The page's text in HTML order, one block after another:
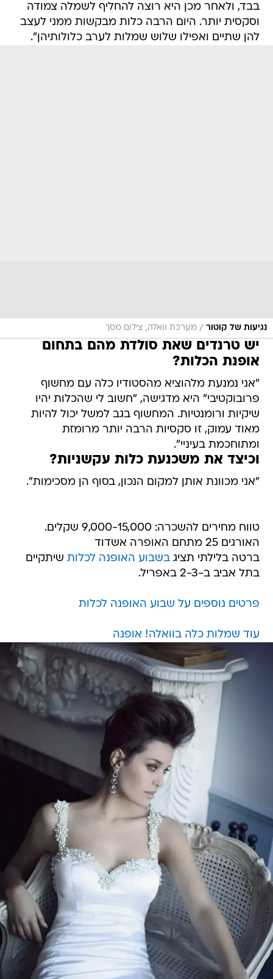
בבד, ולאחר מכן היא רוצה להחליף לשמלה צמודה
וסקסית יותר. היום הרבה כלות מבקשות ממני לעצב
להן שתיים ואפילו שלוש שמלות לערב כלולותיהן".
נגיעות של קוטור / מערכת וואלה, צילום מסך
יש טרנדים שאת סולדת מהם בתחום
אופנת הכלות?
"אני נמנעת מלהוציא מהסטודיו כלה עם מחשוף
פרובוקטיבי" היא מדגישה, "חשוב לי שהכלות יהיו
שיקיות ורומנטיות. המחשוף בגב למשל יכול להיות
מאוד עמוק, זו סקסיות הרבה יותר מרומזת
ומתוחכמת בעיניי".
וכיצד את משכנעת כלות עקשניות?
"אני מכוונת אותן למקום הנכון, בסוף הן מסכימות".
טווח מחירים להשכרה: 9,000-15,000 שקלים.
האורגים 25 מתחם האופרה אשדוד
ברטה בלילתי תציגבשבוע האופנה לכלות שיתקיים
בתל אביב ב-2-3 באפריל.
פרטים נוספים על שבוע האופנה לכלות
עוד שמלות כלה בוואלה! אופנה